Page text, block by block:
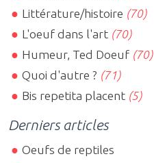
Littérature/histoire (70)
L'oeuf dans l'art (70)
Humeur, Ted Doeuf (70)
Quoi d'autre ? (71)
Bis repetita placent (5)
Derniers articles
Oeufs de reptiles